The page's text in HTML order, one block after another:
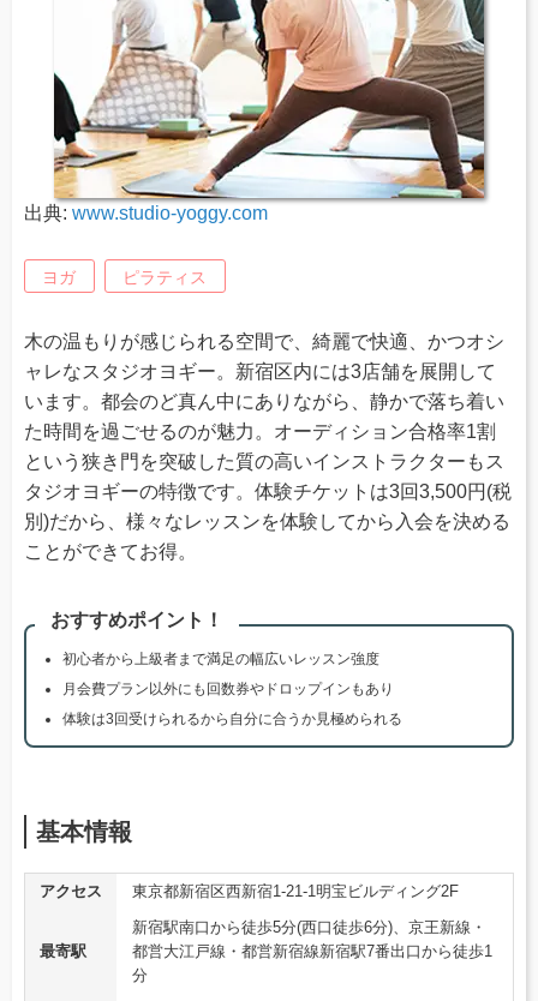
出典: www.studio-yoggy.com
ヨガ ピラティス
木の温もりが感じられる空間で、綺麗で快適、かつオシ
ャレなスタジオヨギー。新宿区内には3店舗を展開して
います。都会のど真ん中にありながら、静かで落ち着い
た時間を過ごせるのが魅力。オーディション合格率1割
という狭き門を突破した質の高いインストラクターもス
タジオヨギーの特徴です。体験チケットは3回3,500円(税
別)だから、様々なレッスンを体験してから入会を決める
ことができてお得。
おすすめポイント！
初心者から上級者まで満足の幅広いレッスン強度
月会費プラン以外にも回数券やドロップインもあり
体験は3回受けられるから自分に合うか見極められる
基本情報
アクセス 東京都新宿区西新宿1-21-1明宝ビルディング2F
最寄駅
新宿駅南口から徒歩5分(西口徒歩6分)、京王新線・
都営大江戸線・都営新宿線新宿駅7番出口から徒歩1
分